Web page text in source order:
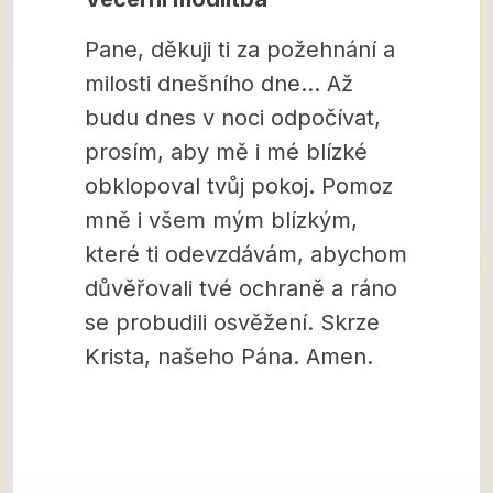
Pane, děkuji ti za požehnání a
milosti dnešního dne… Až
budu dnes v noci odpočívat,
prosím, aby mě i mé blízké
obklopoval tvůj pokoj. Pomoz
mně i všem mým blízkým,
které ti odevzdávám, abychom
důvěřovali tvé ochraně a ráno
se probudili osvěžení. Skrze
Krista, našeho Pána. Amen.